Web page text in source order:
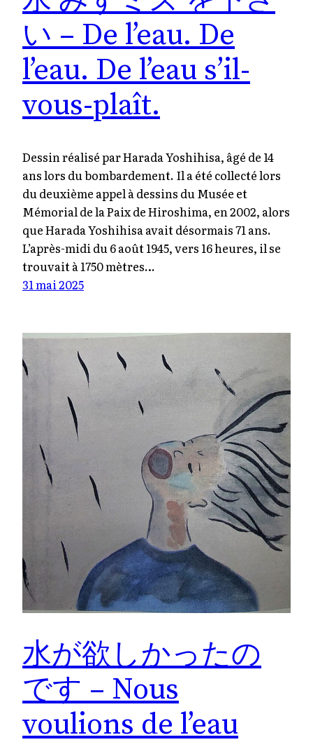
い – De l’eau. De
l’eau. De l’eau s’il-
vous-plaît.
Dessin réalisé par Harada Yoshihisa, âgé de 14
ans lors du bombardement. Il a été collecté lors
du deuxième appel à dessins du Musée et
Mémorial de la Paix de Hiroshima, en 2002, alors
que Harada Yoshihisa avait désormais 71 ans.
L’après-midi du 6 août 1945, vers 16 heures, il se
trouvait à 1750 mètres…
31 mai 2025
水が欲しかったの
です – Nous
voulions de l’eau